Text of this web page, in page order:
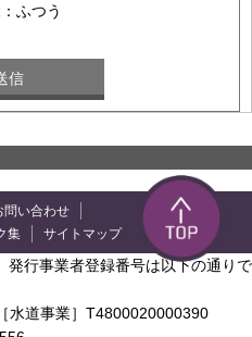
ふつう
問い合わせ
集 サイトマップ
発行事業者登録番号は以下の通りで
水道事業］T4800020000390